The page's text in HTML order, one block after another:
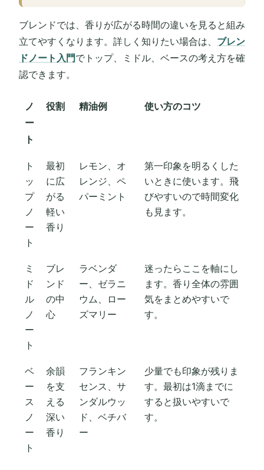
ブレンドでは、香りが広がる時間の違いを見ると組み
立てやすくなります。詳しく知りたい場合は、 ブレン
ドノート入門でトップ、ミドル、ベースの考え方を確
認できます。
ノ
ー
ト
役割 精油例 使い方のコツ
ト
ッ
プ
ノ
ー
ト
最初
に広
がる
軽い
香り
レモン、オ
レンジ、ペ
パーミント
第一印象を明るくした
いときに使います。飛
びやすいので時間変化
も見ます。
ミ
ド
ル
ノ
ー
ト
ブレ
ンド
の中
心
ラベンダ
ー、ゼラニ
ウム、ロー
ズマリー
迷ったらここを軸にし
ます。香り全体の雰囲
気をまとめやすいで
す。
ベ
ー
ス
ノ
ー
ト
余韻
を支
える
深い
香り
フランキン
センス、サ
ンダルウッ
ド、ベチバ
ー
少量でも印象が残りま
す。最初は1滴までに
すると扱いやすいで
す。